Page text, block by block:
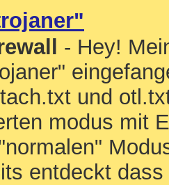
- Hey!
und
modus mit
entdeckt